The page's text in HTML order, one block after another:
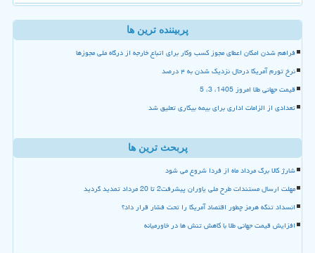
پربیننده ترین ها
فراهم شدن امکان اعطای مجوز کسب وکار برای اتباع خارجه از درگاه ملی مجوزها
نرخ تورم آمریکا درحال نزدیک شدن به ۴ درصد
قیمت جهانی طلا امروز 1405، 3، 5
تعدادی از الزامات اداری برای بیمه بیکاری تعلیق شد
پربحث ترین ها
شارژ کالا برگ مرداد ماه از فردا شروع می شود
مهلت ارسال مستندات طرح ملی یاوران پیشرفت2 تا 20 مرداد تمدید گردید
انسداد تنگه هرمز چطور اقتصاد آمریکا را تحت فشار قرار داد؟
افزایش قیمت جهانی طلا با کاهش تنش ها در خاورمیانه